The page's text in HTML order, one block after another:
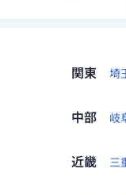
関東 埼
中部 岐
近畿 三